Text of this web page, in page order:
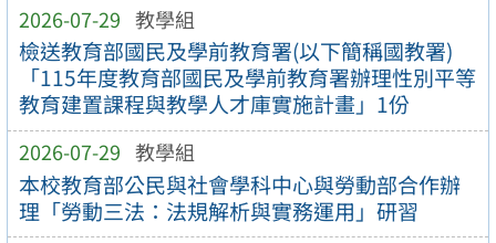
2026-07-29 教學組
檢送教育部國民及學前教育署(以下簡稱國教署)
「115年度教育部國民及學前教育署辦理性別平等
教育建置課程與教學人才庫實施計畫」1份
2026-07-29 教學組
本校教育部公民與社會學科中心與勞動部合作辦
理「勞動三法：法規解析與實務運用」研習